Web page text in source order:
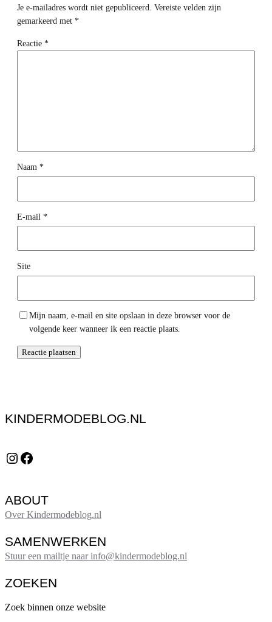
Je e-mailadres wordt niet gepubliceerd. Vereiste velden zijn
gemarkeerd met *
Reactie *
Naam *
E-mail *
Site
Mijn naam, e-mail en site opslaan in deze browser voor de
volgende keer wanneer ik een reactie plaats.
KINDERMODEBLOG.NL
Instagram Facebook
ABOUT
Over Kindermodeblog.nl
SAMENWERKEN
Stuur een mailtje naar info@kindermodeblog.nl
ZOEKEN
Zoek binnen onze website